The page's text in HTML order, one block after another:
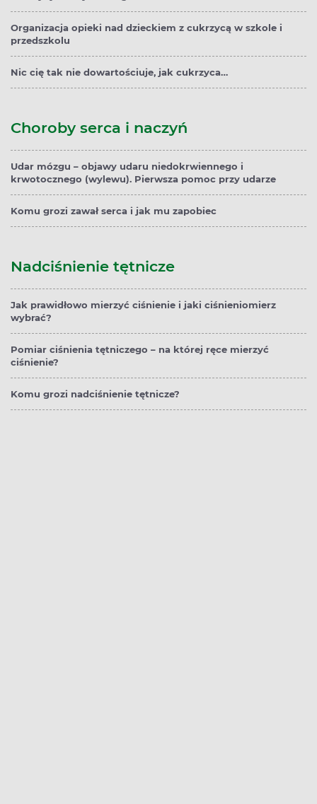
Organizacja opieki nad dzieckiem z cukrzycą w szkole i
przedszkolu
Nic cię tak nie dowartościuje, jak cukrzyca…
Choroby serca i naczyń
Udar mózgu – objawy udaru niedokrwiennego i
krwotocznego (wylewu). Pierwsza pomoc przy udarze
Komu grozi zawał serca i jak mu zapobiec
Nadciśnienie tętnicze
Jak prawidłowo mierzyć ciśnienie i jaki ciśnieniomierz
wybrać?
Pomiar ciśnienia tętniczego – na której ręce mierzyć
ciśnienie?
Komu grozi nadciśnienie tętnicze?